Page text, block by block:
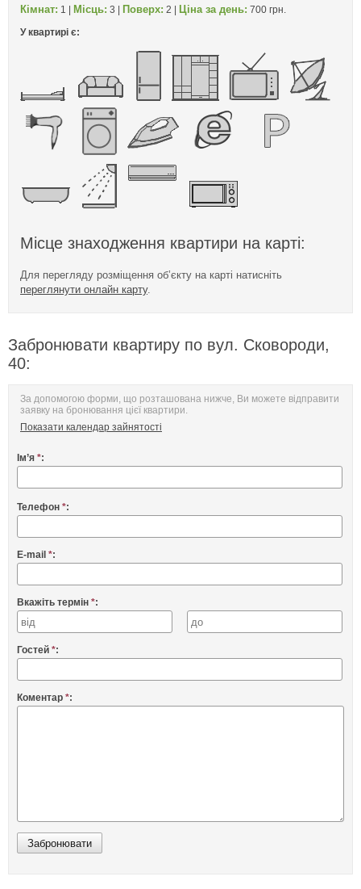
Кімнат: 1 | Місць: 3 | Поверх: 2 | Ціна за день: 700 грн.
У квартирі є:
Місце знаходження квартири на карті:
Для перегляду розміщення об’єкту на карті натисніть
переглянути онлайн карту.
Забронювати квартиру по вул. Сковороди,
40:
За допомогою форми, що розташована нижче, Ви можете відправити
заявку на бронювання цієї квартири.
Показати календар зайнятості
Ім’я *:
Телефон *:
E-mail *:
Вкажіть термін *:
Гостей *:
Коментар *: